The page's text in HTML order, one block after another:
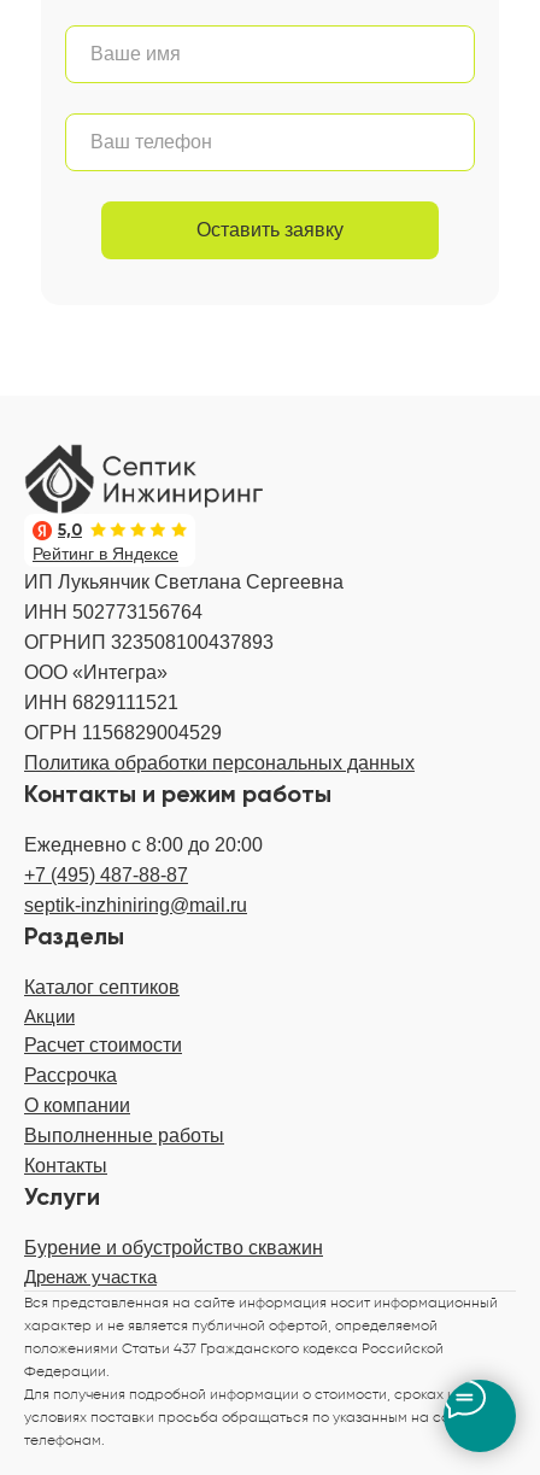
Оставить заявку
Рейтинг в Яндексе
5,0
ИП Лукьянчик Светлана Сергеевна
ИНН 502773156764
ОГРНИП 323508100437893
ООО «Интегра»
ИНН 6829111521
ОГРН 1156829004529
Политика обработки персональных данных
Контакты и режим работы
Ежедневно с 8:00 до 20:00
+7 (495) 487-88-87
septik-inzhiniring@mail.ru
Разделы
Каталог септиков
Акции
Расчет стоимости
Рассрочка
О компании
Выполненные работы
Контакты
Услуги
Бурение и обустройство скважин
Дренаж участка
Вся представленная на сайте информация носит информационный
характер и не является публичной офертой, определяемой
положениями Статьи 437 Гражданского кодекса Российской
Федерации.
Для получения подробной информации о стоимости, сроках и
условиях поставки просьба обращаться по указанным на сайте
телефонам.